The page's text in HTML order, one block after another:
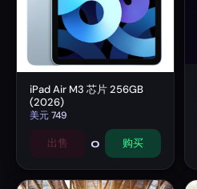
iPad Air M3 芯片 256GB
(2026)
美元749
出售 0 购买